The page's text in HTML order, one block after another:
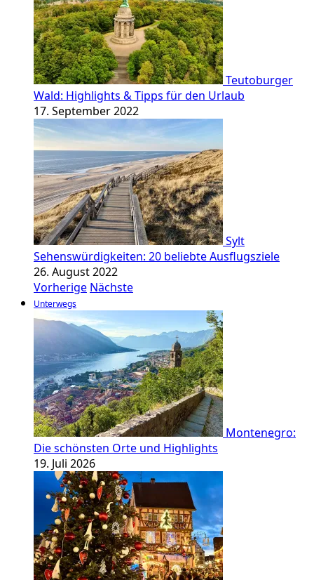
Teutoburger
Wald: Highlights & Tipps für den Urlaub
17. September 2022
Sylt
Sehenswürdigkeiten: 20 beliebte Ausflugsziele
26. August 2022
Vorherige Nächste
Unterwegs
Montenegro:
Die schönsten Orte und Highlights
19. Juli 2026